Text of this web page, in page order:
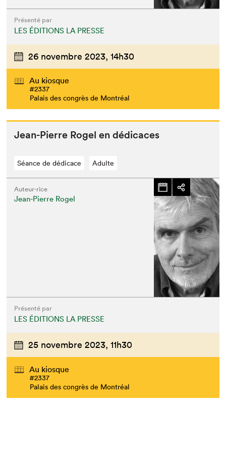
Présenté par
LES ÉDITIONS LA PRESSE
26 novembre 2023, 14h30
Au kiosque
#2337
Palais des congrès de Montréal
Jean-Pierre Rogel en dédicaces
Séance de dédicace Adulte
Auteur·rice
Jean-Pierre Rogel
Présenté par
LES ÉDITIONS LA PRESSE
25 novembre 2023, 11h30
Au kiosque
#2337
Palais des congrès de Montréal